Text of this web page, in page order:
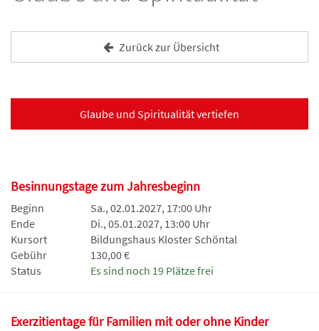
Zurück zur Übersicht
Glaube und Spiritualität vertiefen
Besinnungstage zum Jahresbeginn
Beginn
Sa., 02.01.2027, 17:00 Uhr
Ende
Di., 05.01.2027, 13:00 Uhr
Kursort
Bildungshaus Kloster Schöntal
Gebühr
130,00 €
Status
Es sind noch 19 Plätze frei
Exerzitientage für Familien mit oder ohne Kinder